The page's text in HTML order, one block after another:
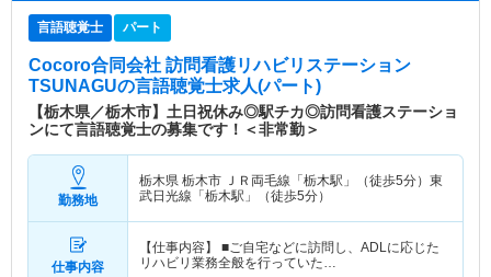
言語聴覚士 パート
Cocoro合同会社 訪問看護リハビリステーション
TSUNAGUの言語聴覚士求人(パート)
【栃木県／栃木市】土日祝休み◎駅チカ◎訪問看護ステーショ
ンにて言語聴覚士の募集です！＜非常勤＞
勤務地
栃木県 栃木市 ＪＲ両毛線「栃木駅」（徒歩5分）東
武日光線「栃木駅」（徒歩5分）
仕事内容
【仕事内容】 ■ご自宅などに訪問し、ADLに応じた
リハビリ業務全般を行っていた…